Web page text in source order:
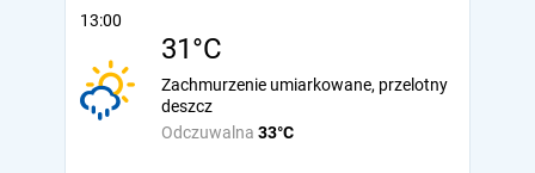
13:00
31°C
Odczuwalna 33°C
Zachmurzenie umiarkowane, przelotny
deszcz